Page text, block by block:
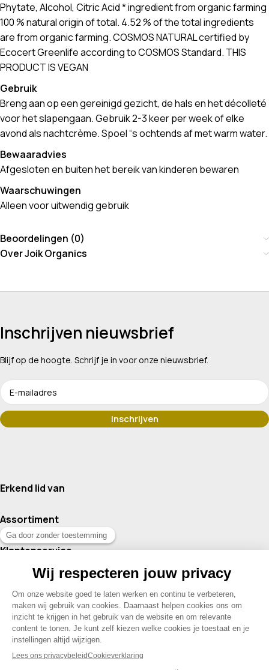
Phytate, Alcohol, Citric Acid * ingredient from organic farming
100 % natural origin of total. 4.52 % of the total ingredients
are from organic farming. COSMOS NATURAL certified by
Ecocert Greenlife according to COSMOS Standard. THIS
PRODUCT IS VEGAN
Gebruik
Breng aan op een gereinigd gezicht, de hals en het décolleté
voor het slapengaan. Gebruik 2-3 keer per week of elke
avond als nachtcrème. Spoel “s ochtends af met warm water.
Bewaaradvies
Afgesloten en buiten het bereik van kinderen bewaren
Waarschuwingen
Alleen voor uitwendig gebruik
Beoordelingen (0)
Over Joik Organics
Inschrijven nieuwsbrief
Blijf op de hoogte. Schrijf je in voor onze nieuwsbrief.
Erkend lid van
Assortiment
Klantenservice
Contact
© 2026 Drogisterij Het Geheim | Alle rechten voorbehouden |
Webdesign en hosting door Madoo|Sitemap